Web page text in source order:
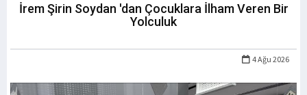
İrem Şirin Soydan 'dan Çocuklara İlham Veren Bir
Yolculuk
4 Ağu 2026